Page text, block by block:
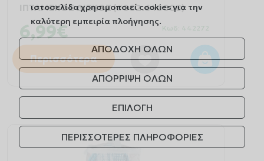
ΙΠΤΑΜΕΝΟΣ ΔΙΣΚΟΣ (#002.640008)
6,99€ Κωδ: 442272
Περισσότερα
ιστοσελίδα χρησιμοποιεί cookies για την
καλύτερη εμπειρία πλοήγησης.
ΑΠΟΔΟΧΗ ΟΛΩΝ
ΑΠΟΡΡΙΨΗ ΟΛΩΝ
ΕΠΙΛΟΓΗ
ΠΕΡΙΣΣΟΤΕΡΕΣ ΠΛΗΡΟΦΟΡΙΕΣ